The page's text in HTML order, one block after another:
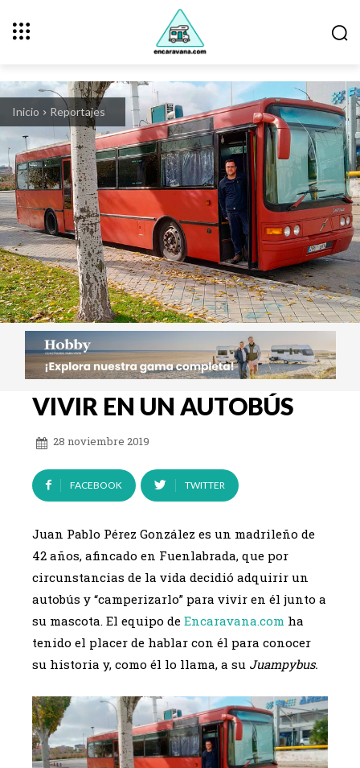
Inicio Reportajes
VIVIR EN UN AUTOBÚS
28 noviembre 2019
FACEBOOK TWITTER
Juan Pablo Pérez González es un madrileño de
42 años, afincado en Fuenlabrada, que por
circunstancias de la vida decidió adquirir un
autobús y “camperizarlo” para vivir en él junto a
su mascota. El equipo de Encaravana.com ha
tenido el placer de hablar con él para conocer
su historia y, como él lo llama, a su Juampybus.